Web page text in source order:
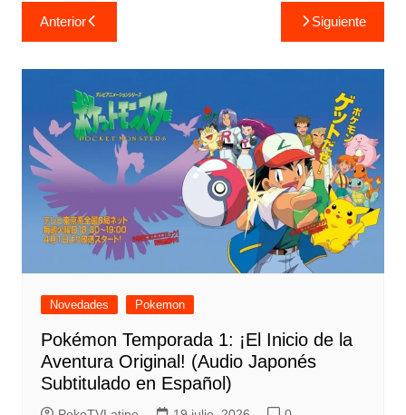
Navegación
de
entradas
Siguiente
Anterior
Novedades Pokemon
Pokémon Temporada 1: ¡El Inicio de la
Aventura Original! (Audio Japonés
Subtitulado en Español)